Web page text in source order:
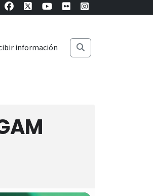
información